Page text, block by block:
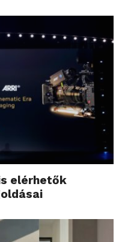
elérhetők